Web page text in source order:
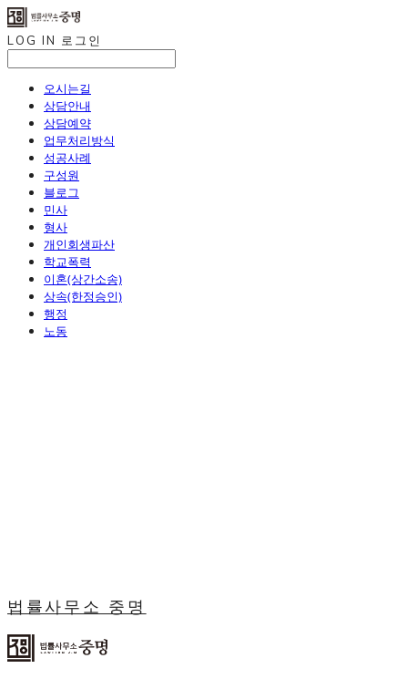
LOG IN 로그인
오시는길
상담안내
상담예약
업무처리방식
성공사례
구성원
블로그
민사
형사
개인회생파산
학교폭력
이혼(상간소송)
상속(한정승인)
행정
노동
법률사무소 중명